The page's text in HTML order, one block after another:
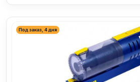
Под заказ, 4 дня